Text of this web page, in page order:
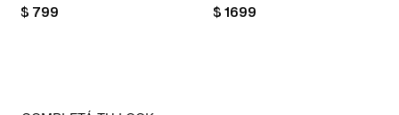
PRICE:
$ 799 PRICE:
$ 1699